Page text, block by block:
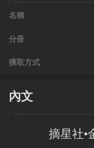
名稱
分冊
獲取方式
內文
摘星社•